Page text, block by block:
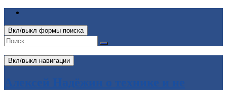
Вкл/выкл формы поиска
Вкл/выкл навигации
Алексей Надёжин о технике и не